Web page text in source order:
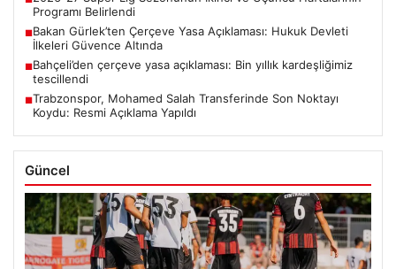
Programı Belirlendi
■Bakan Gürlek’ten Çerçeve Yasa Açıklaması: Hukuk Devleti
İlkeleri Güvence Altında
■Bahçeli’den çerçeve yasa açıklaması: Bin yıllık kardeşliğimiz
tescillendi
■Trabzonspor, Mohamed Salah Transferinde Son Noktayı
Koydu: Resmi Açıklama Yapıldı
Güncel